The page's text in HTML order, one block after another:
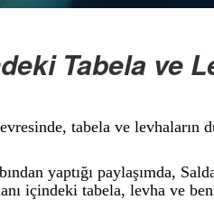
Tabela ve
tabela ve levhaların
yaptığı paylaşımda,
içindeki tabela, levha ve